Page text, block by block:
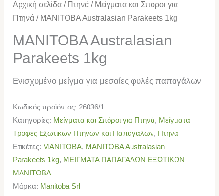
Αρχική σελίδα / Πτηνά / Μείγματα και Σπόροι για
Πτηνά / MANITOBA Australasian Parakeets 1kg
MANITOBA Australasian
Parakeets 1kg
Ενισχυμένο μείγμα για μεσαίες φυλές παπαγάλων
Κωδικός προϊόντος: 26036/1
Κατηγορίες: Μείγματα και Σπόροι για Πτηνά, Μείγματα
Τροφές Εξωτικών Πτηνών και Παπαγάλων, Πτηνά
Ετικέτες: MANITOBA, MANITOBA Australasian
Parakeets 1kg, ΜΕΙΓΜΑΤΑ ΠΑΠΑΓΑΛΩΝ ΕΞΩΤΙΚΩΝ
MANITOBA
Μάρκα: Manitoba Srl